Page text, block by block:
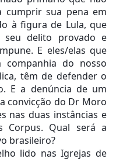
cumprir sua pena em
à figura de Lula, que
delito provado e
E eles/elas que
do nosso
têm de defender o
E a denúncia de um
convicção do Dr Moro
nas duas instâncias e
Corpus. Qual será a
brasileiro?